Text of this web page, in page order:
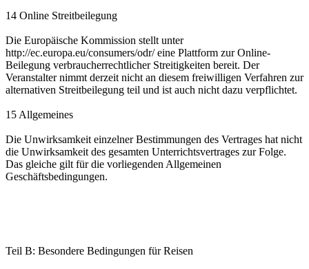
14 Online Streitbeilegung
Die Europäische Kommission stellt unter
http://ec.europa.eu/consumers/odr/ eine Plattform zur Online-
Beilegung verbraucherrechtlicher Streitigkeiten bereit. Der
Veranstalter nimmt derzeit nicht an diesem freiwilligen Verfahren zur
alternativen Streitbeilegung teil und ist auch nicht dazu verpflichtet.
15 Allgemeines
Die Unwirksamkeit einzelner Bestimmungen des Vertrages hat nicht
die Unwirksamkeit des gesamten Unterrichtsvertrages zur Folge.
Das gleiche gilt für die vorliegenden Allgemeinen
Geschäftsbedingungen.
Teil B: Besondere Bedingungen für Reisen